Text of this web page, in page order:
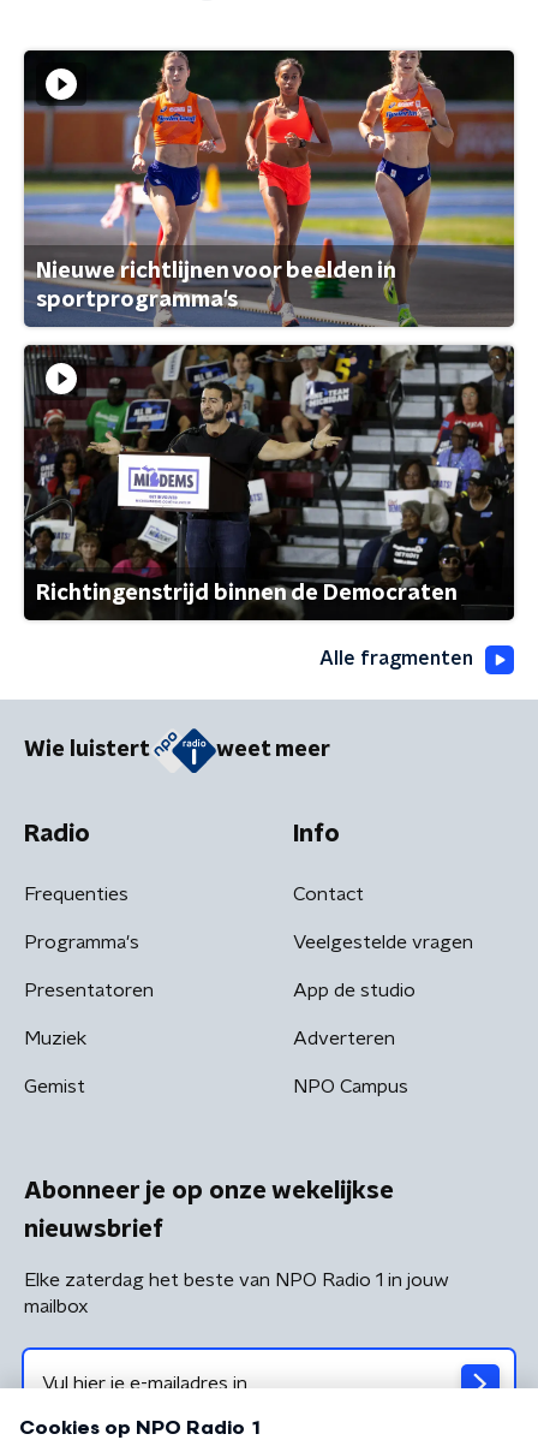
Nieuwe richtlijnen voor beelden in
sportprogramma's
Richtingenstrijd binnen de Democraten
Alle fragmenten
Wie luistert weet meer
Radio
Frequenties
Programma's
Presentatoren
Muziek
Gemist
Info
Contact
Veelgestelde vragen
App de studio
Adverteren
NPO Campus
Abonneer je op onze wekelijkse
nieuwsbrief
Elke zaterdag het beste van NPO Radio 1 in jouw
mailbox